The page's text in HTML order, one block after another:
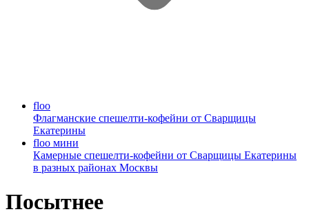
floo
Флагманские спешелти-кофейни от Сварщицы
Екатерины
floo мини
Камерные спешелти-кофейни от Сварщицы Екатерины
в разных районах Москвы
Посытнее